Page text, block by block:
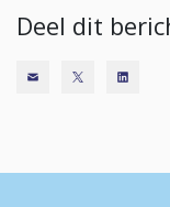
Deel dit